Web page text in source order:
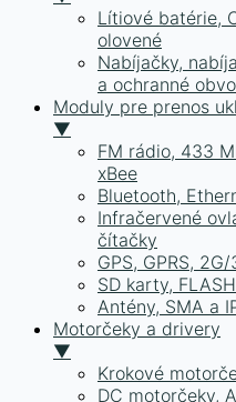
Lítiové batérie,
olovené
Nabíjačky,
a ochranné
Moduly pre prenos
▼
FM rádio, 433
xBee
Bluetooth,
Infračervené
čítačky
GPS, GPRS,
SD karty,
Antény, SMA a
Motorčeky a drivery
▼
Krokové
DC motorčeky,